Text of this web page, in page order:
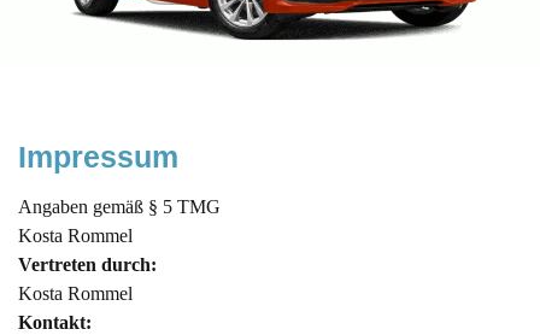
Impressum
Angaben gemäß § 5 TMG
Kosta Rommel
Vertreten durch:
Kosta Rommel
Kontakt: